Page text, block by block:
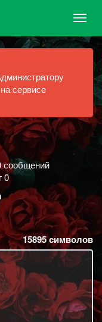
сервисе
сообщений
0
15895символов